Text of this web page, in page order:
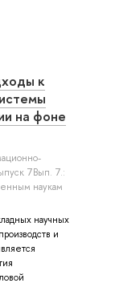
к
на фоне
7Вып. 7.:
наукам
научных
и